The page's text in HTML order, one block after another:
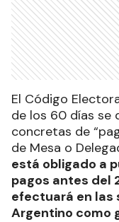
El Código
de los 60 días se
concretas de
de Mesa o
está obligado a
pagos antes del
efectuará en las
Argentino como